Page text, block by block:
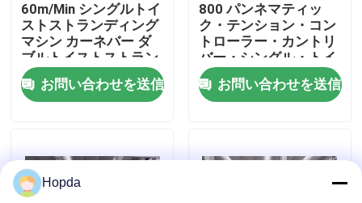
連絡 ください
ニュース
引金 を 求め て ください
60m/Min シングルトイ
ストストランディング
マシン カーネバー ダ
ブルトイストストラン
ダー
お問い合わせを送信
800 パンネマティッ
ク・テンション・コン
トローラー・カントリ
バー・シングル・トイ
スト・バンキング・マ
シンお問い合わせを送信
Hopda